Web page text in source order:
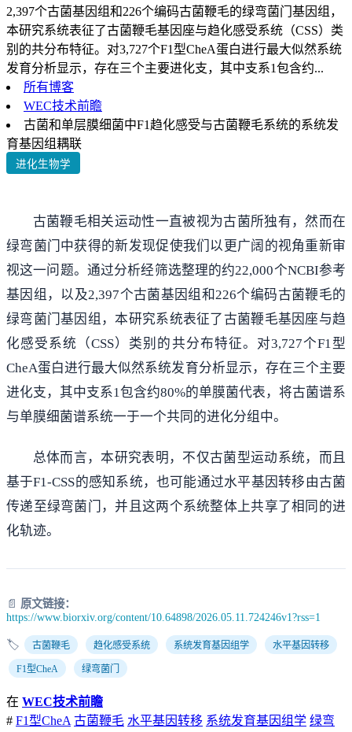
2,397个古菌基因组和226个编码古菌鞭毛的绿弯菌门基因组，
本研究系统表征了古菌鞭毛基因座与趋化感受系统（CSS）类
别的共分布特征。对3,727个F1型CheA蛋白进行最大似然系统
发育分析显示，存在三个主要进化支，其中支系1包含约...
所有博客
WEC技术前瞻
古菌和单层膜细菌中F1趋化感受与古菌鞭毛系统的系统发
育基因组耦联
进化生物学
古菌鞭毛相关运动性一直被视为古菌所独有，然而在
绿弯菌门中获得的新发现促使我们以更广阔的视角重新审
视这一问题。通过分析经筛选整理的约22,000个NCBI参考
基因组，以及2,397个古菌基因组和226个编码古菌鞭毛的
绿弯菌门基因组，本研究系统表征了古菌鞭毛基因座与趋
化感受系统（CSS）类别的共分布特征。对3,727个F1型
CheA蛋白进行最大似然系统发育分析显示，存在三个主要
进化支，其中支系1包含约80%的单膜菌代表，将古菌谱系
与单膜细菌谱系统一于一个共同的进化分组中。
总体而言，本研究表明，不仅古菌型运动系统，而且
基于F1-CSS的感知系统，也可能通过水平基因转移由古菌
传递至绿弯菌门，并且这两个系统整体上共享了相同的进
化轨迹。
📄 原文链接：
https://www.biorxiv.org/content/10.64898/2026.05.11.724246v1?rss=1
🏷️ 古菌鞭毛 趋化感受系统 系统发育基因组学 水平基因转移
F1型CheA 绿弯菌门
在 WEC技术前瞻
# F1型CheA 古菌鞭毛 水平基因转移 系统发育基因组学 绿弯